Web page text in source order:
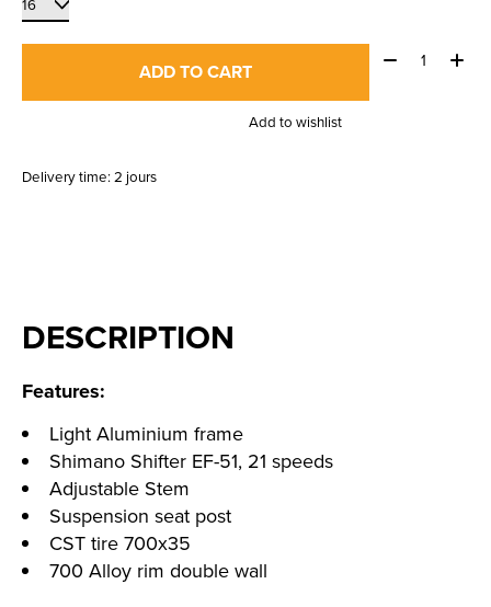
ADD TO CART
Quantity:
Add to wishlist
Delivery time: 2 jours
DESCRIPTION
Features:
Light Aluminium frame
Shimano Shifter EF-51, 21 speeds
Adjustable Stem
Suspension seat post
CST tire 700x35
700 Alloy rim double wall